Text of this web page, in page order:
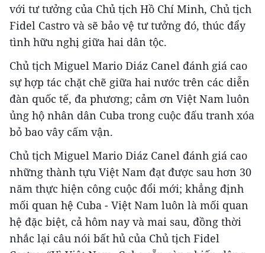
với tư tưởng của Chủ tịch Hồ Chí Minh, Chủ tịch
Fidel Castro và sẽ bảo vệ tư tưởng đó, thúc đẩy
tình hữu nghị giữa hai dân tộc.
Chủ tịch Miguel Mario Diáz Canel đánh giá cao
sự hợp tác chặt chẽ giữa hai nước trên các diễn
đàn quốc tế, đa phương; cảm ơn Việt Nam luôn
ủng hộ nhân dân Cuba trong cuộc đấu tranh xóa
bỏ bao vây cấm vận.
Chủ tịch Miguel Mario Diáz Canel đánh giá cao
những thành tựu Việt Nam đạt được sau hơn 30
năm thực hiện công cuộc đổi mới; khẳng định
mối quan hệ Cuba - Việt Nam luôn là mối quan
hệ đặc biệt, cả hôm nay và mai sau, đồng thời
nhắc lại câu nói bất hủ của Chủ tịch Fidel